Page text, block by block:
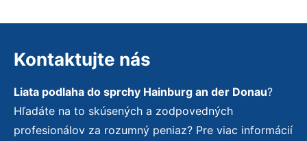
Kontaktujte nás
Liata podlaha do sprchy Hainburg an der Donau?
Hľadáte na to skúsených a zodpovedných
profesionálov za rozumný peniaz? Pre viac informácií